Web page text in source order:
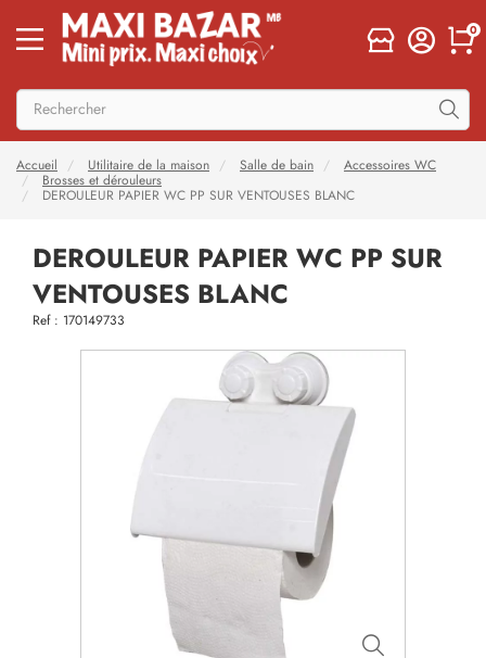
0
Accueil Utilitaire de la maison Salle de bain
Accessoires WC
Brosses et dérouleurs
DEROULEUR PAPIER WC PP SUR VENTOUSES BLANC
DEROULEUR PAPIER WC PP SUR
VENTOUSES BLANC
Ref : 170149733